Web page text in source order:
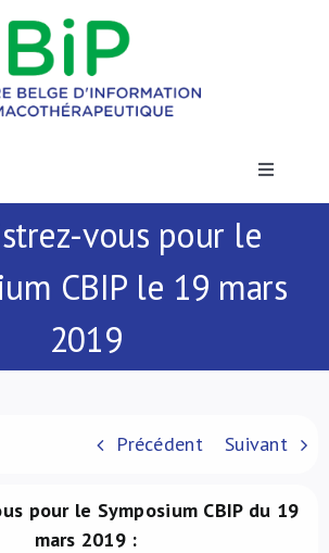
Toggle
vous pour le
CBIP le 19 mars
2019
Précédent Suivant
pour le Symposium CBIP du 19
mars 2019 :